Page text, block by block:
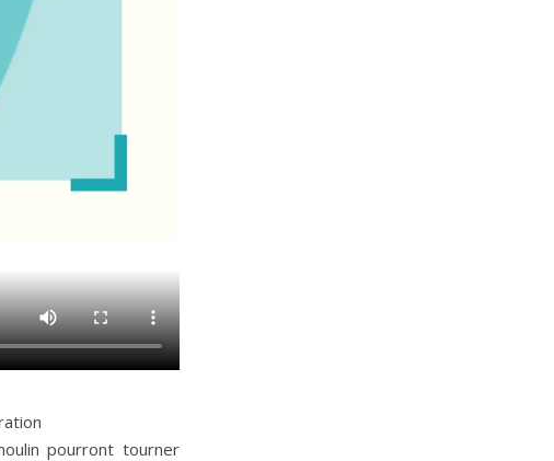
pourront tourner